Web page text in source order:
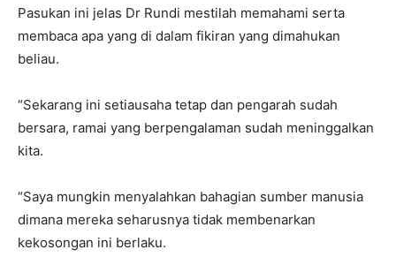
Pasukan ini jelas Dr Rundi mestilah memahami serta
membaca apa yang di dalam fikiran yang dimahukan
beliau.
“Sekarang ini setiausaha tetap dan pengarah sudah
bersara, ramai yang berpengalaman sudah meninggalkan
kita.
“Saya mungkin menyalahkan bahagian sumber manusia
dimana mereka seharusnya tidak membenarkan
kekosongan ini berlaku.